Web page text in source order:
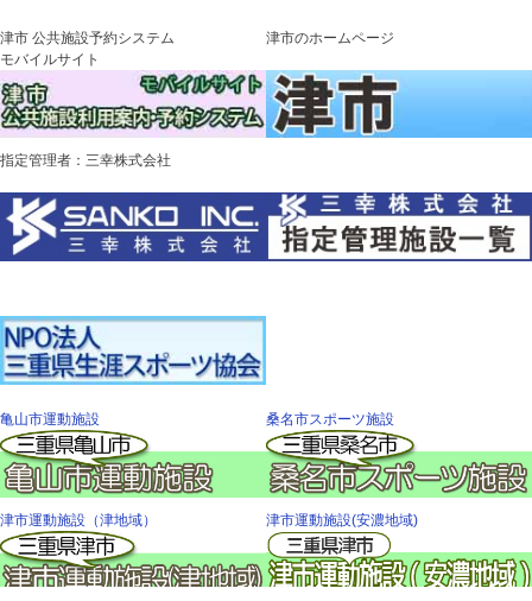
津市 公共施設予約システム
モバイルサイト
津市のホームページ
指定管理者：三幸株式会社